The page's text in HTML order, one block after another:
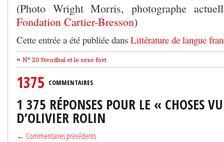
(Photo Wright Morris, photographe
Fondation Cartier-Bresson)
Cette entrée a été publiée dans Littérature de langue
« N° 20 Stendhal et le sexe fort
1375 COMMENTAIRES
1 375 RÉPONSES POUR LE « CHOSES
D’OLIVIER ROLIN
← Commentaires précédents